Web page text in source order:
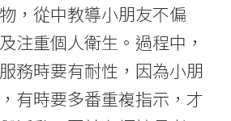
，從中教導小朋友不偏
注重個人衛生。過程中，
務時要有耐性，因為小朋
有時要多番重複指示，才